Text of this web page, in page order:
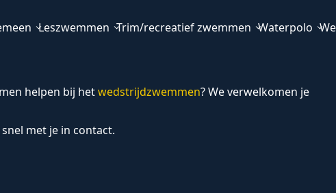
Leszwemmen Trim/recreatief zwemmen Waterpolo
helpen bij hetwedstrijdzwemmen? We verwelkomen je
met je in contact.